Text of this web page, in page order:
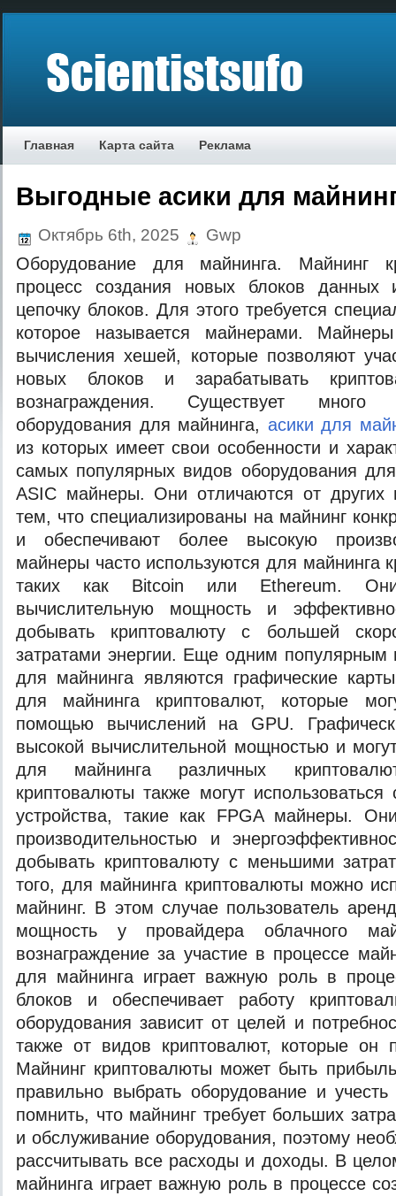
Главная Карта сайта Реклама
Выгодные асики для
Октябрь 6th, 2025 Gwp
Оборудование для майнинга. Майнинг
процесс создания новых блоков
цепочку блоков. Для этого требуется
которое называется майнерами.
вычисления хешей, которые позволяют
новых блоков и зарабатывать
вознаграждения. Существует много
оборудования для майнинга, асики для
из которых имеет свои особенности и
самых популярных видов оборудования
ASIC майнеры. Они отличаются от других
тем, что специализированы на майнинг
и обеспечивают более высокую
майнеры часто используются для майнинга
таких как Bitcoin или Ethereum.
вычислительную мощность и
добывать криптовалюту с большей
затратами энергии. Еще одним популярным
для майнинга являются графические
для майнинга криптовалют, которые
помощью вычислений на GPU.
высокой вычислительной мощностью и
для майнинга различных
криптовалюты также могут использоваться
устройства, такие как FPGA майнеры.
производительностью и
добывать криптовалюту с меньшими
того, для майнинга криптовалюты можно
майнинг. В этом случае пользователь
мощность у провайдера облачного
вознаграждение за участие в процессе
для майнинга играет важную роль в
блоков и обеспечивает работу
оборудования зависит от целей и
также от видов криптовалют, которые он
Майнинг криптовалюты может быть
правильно выбрать оборудование и
помнить, что майнинг требует больших
и обслуживание оборудования, поэтому
рассчитывать все расходы и доходы. В
майнинга играет важную роль в процессе